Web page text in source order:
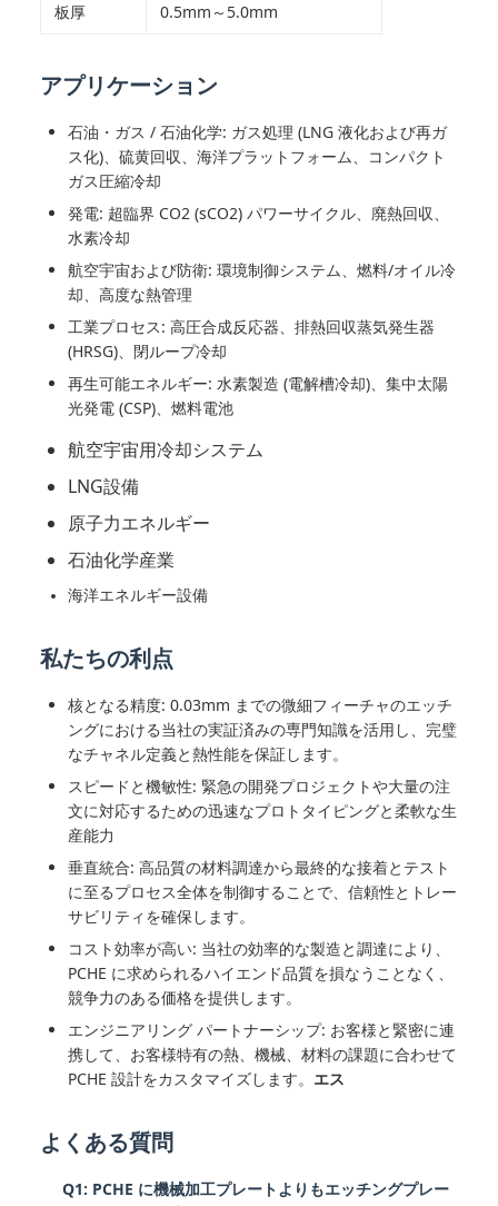
板厚 0.5mm～5.0mm
アプリケーション
石油・ガス / 石油化学: ガス処理 (LNG 液化および再ガ
ス化)、硫黄回収、海洋プラットフォーム、コンパクト
ガス圧縮冷却
発電: 超臨界 CO2 (sCO2) パワーサイクル、廃熱回収、
水素冷却
航空宇宙および防衛: 環境制御システム、燃料/オイル冷
却、高度な熱管理
工業プロセス: 高圧合成反応器、排熱回収蒸気発生器
(HRSG)、閉ループ冷却
再生可能エネルギー: 水素製造 (電解槽冷却)、集中太陽
光発電 (CSP)、燃料電池
航空宇宙用冷却システム
LNG設備
原子力エネルギー
石油化学産業
海洋エネルギー設備
私たちの利点
核となる精度: 0.03mm までの微細フィーチャのエッチ
ングにおける当社の実証済みの専門知識を活用し、完璧
なチャネル定義と熱性能を保証します。
スピードと機敏性: 緊急の開発プロジェクトや大量の注
文に対応するための迅速なプロトタイピングと柔軟な生
産能力
垂直統合: 高品質の材料調達から最終的な接着とテスト
に至るプロセス全体を制御することで、信頼性とトレー
サビリティを確保します。
コスト効率が高い: 当社の効率的な製造と調達により、
PCHE に求められるハイエンド品質を損なうことなく、
競争力のある価格を提供します。
エンジニアリング パートナーシップ: お客様と緊密に連
携して、お客様特有の熱、機械、材料の課題に合わせて
PCHE 設計をカスタマイズします。 エス
よくある質問
Q1: PCHE に機械加工プレートよりもエッチングプレー